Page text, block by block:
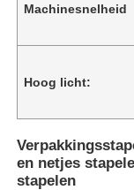
Machinesnelheid
Hoog licht:
en netjes
stapelen